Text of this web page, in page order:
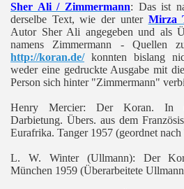
Sher Ali / Zimmermann: Das ist
derselbe Text, wie der unter Mirza
Autor Sher Ali angegeben und als
namens Zimmermann - Quellen
http://koran.de/ konnten bislang
weder eine gedruckte Ausgabe mit
Person sich hinter "Zimmermann"
Henry Mercier: Der Koran. In
Darbietung. Übers. aus dem
Eurafrika. Tanger 1957 (geordnet nach
L. W. Winter (Ullmann): Der
München 1959 (Überarbeitete